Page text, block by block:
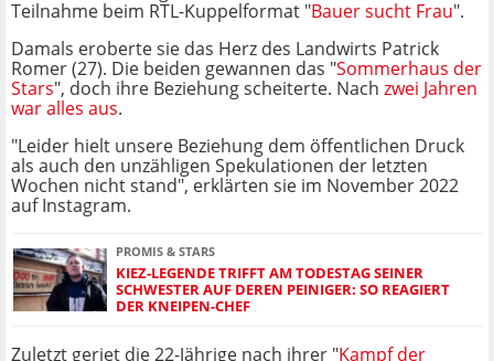
Teilnahme beim RTL-Kuppelformat "Bauer sucht Frau".
Damals eroberte sie das Herz des Landwirts Patrick
Romer (27). Die beiden gewannen das "Sommerhaus der
Stars", doch ihre Beziehung scheiterte. Nach zwei Jahren
war alles aus.
"Leider hielt unsere Beziehung dem öffentlichen Druck
als auch den unzähligen Spekulationen der letzten
Wochen nicht stand", erklärten sie im November 2022
auf Instagram.
PROMIS & STARS
KIEZ-LEGENDE TRIFFT AM TODESTAG SEINER
SCHWESTER AUF DEREN PEINIGER: SO REAGIERT
DER KNEIPEN-CHEF
Zuletzt geriet die 22-Jährige nach ihrer "Kampf der